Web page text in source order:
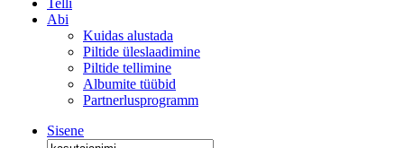
Telli
Abi
Kuidas alustada
Piltide üleslaadimine
Piltide tellimine
Albumite tüübid
Partnerlusprogramm
Sisene